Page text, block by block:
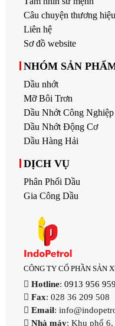
Câu chuyện thương hiệu
Liên hệ
Sơ đồ website
NHÓM SẢN
Dầu nhớt
Mỡ Bôi Trơn
Dầu Nhớt Công Nghiệp
Dầu Nhớt Động Cơ
Dầu Hàng Hải
DỊCH VỤ
Phân Phối Dầu
Gia Công Dầu
CÔNG TY CỔ PHẦN SẢN
Hotline: 0913 956 959
Fax: 028 36 209 508
Email:
Nhà máy: Khu phố